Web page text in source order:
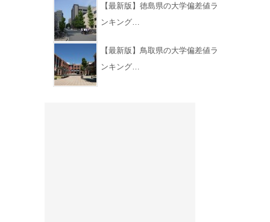
【最新版】徳島県の大学偏差値ラ
ンキング…
【最新版】鳥取県の大学偏差値ラ
ンキング…